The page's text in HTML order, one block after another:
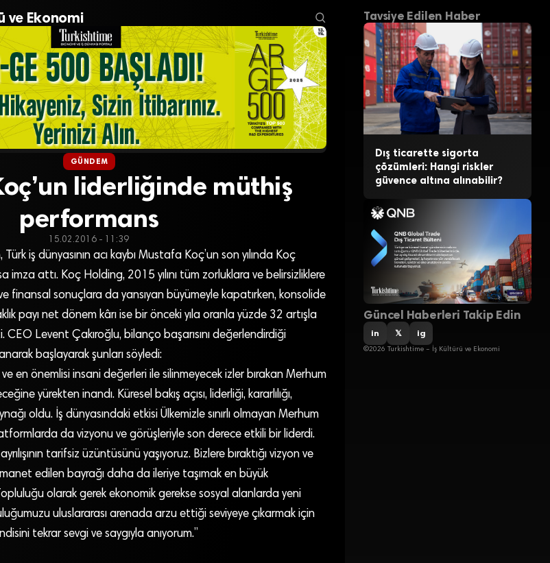
ve Ekonomi
GÜNDEM
liderliğinde müthiş
performans
15.02.2016 - 11:39
iş dünyasının acı kaybı Mustafa Koç’un son yılında Koç
attı. Koç Holding, 2015 yılını tüm zorluklara ve belirsizliklere
finansal sonuçlara da yansıyan büyümeyle kapatırken, konsolide
payı net dönem kârı ise bir önceki yıla oranla yüzde 32 artışla
Levent Çakıroğlu, bilanço başarısını değerlendirdiği
başlayarak şunları söyledi:
ve en önemlisi insani değerleri ile silinmeyecek izler bırakan Merhum
yürekten inandı. Küresel bakış açısı, liderliği, kararlılığı,
oldu. İş dünyasındaki etkisi Ülkemizle sınırlı olmayan Merhum
da vizyonu ve görüşleriyle son derece etkili bir liderdi.
tarifsiz üzüntüsünü yaşıyoruz. Bizlere bıraktığı vizyon ve
edilen bayrağı daha da ileriye taşımak en büyük
olarak gerek ekonomik gerekse sosyal alanlarda yeni
uluslararası arenada arzu ettiği seviyeye çıkarmak için
tekrar sevgi ve saygıyla anıyorum.”
Tavsiye Edilen Haber
Dış ticarette sigorta
çözümleri: Hangi riskler
güvence altına alınabilir?
Güncel Haberleri Takip Edin
in 𝕏 ig
©2026 Turkishtime – İş Kültürü ve Ekonomi